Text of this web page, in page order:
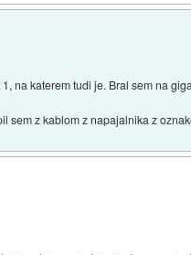
na katerem tudi je. Bral sem na
sem z kablom z napajalnika z